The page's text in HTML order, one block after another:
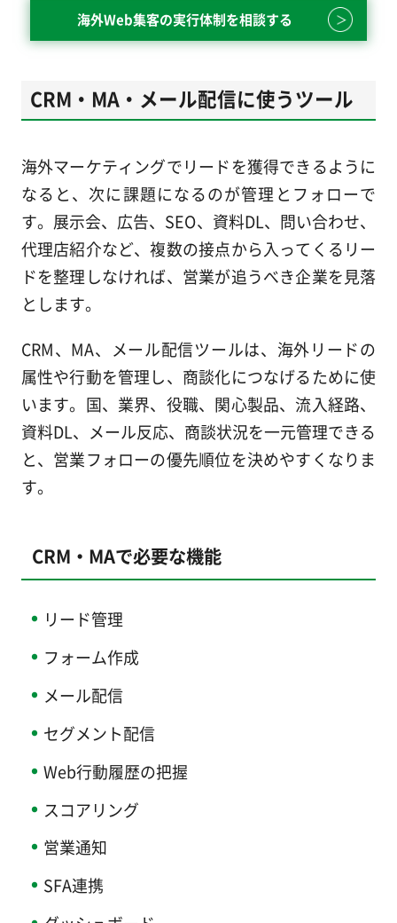
海外Web集客の実行体制を相談する
CRM・MA・メール配信に使うツール
海外マーケティングでリードを獲得できるように
なると、次に課題になるのが管理とフォローで
す。展示会、広告、SEO、資料DL、問い合わせ、
代理店紹介など、複数の接点から入ってくるリー
ドを整理しなければ、営業が追うべき企業を見落
とします。
CRM、MA、メール配信ツールは、海外リードの
属性や行動を管理し、商談化につなげるために使
います。国、業界、役職、関心製品、流入経路、
資料DL、メール反応、商談状況を一元管理できる
と、営業フォローの優先順位を決めやすくなりま
す。
CRM・MAで必要な機能
リード管理
フォーム作成
メール配信
セグメント配信
Web行動履歴の把握
スコアリング
営業通知
SFA連携